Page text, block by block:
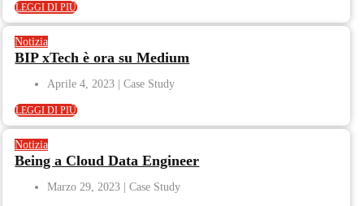
LEGGI DI PIÙ
Notizia
BIP xTech è ora su Medium
Aprile 4, 2023
LEGGI DI PIÙ
Notizia
Being a Cloud Data Engineer
Marzo 29, 2023